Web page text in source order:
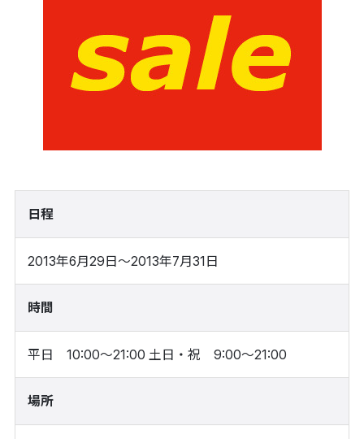
日程
2013年6月29日～2013年7月31日
時間
平日 10:00〜21:00 土日・祝 9:00〜21:00
場所